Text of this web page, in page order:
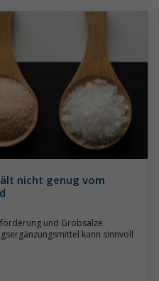
nicht genug vom
und Grobsalze
kann sinnvoll